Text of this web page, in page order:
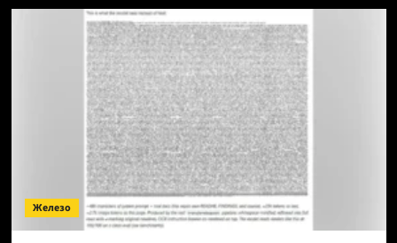
OPPO
прекращает
поддержку
OxygenOS
и
Realme
UI
—
OnePlus
и
realme
полностью
переходят
на
Железо